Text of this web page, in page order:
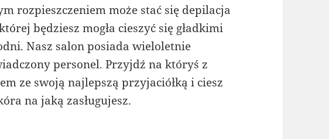
rozpieszczeniem może stać się depilacja
będziesz mogła cieszyć się gładkimi
Nasz salon posiada wieloletnie
personel. Przyjdź na któryś z
ze swoją najlepszą przyjaciółką i ciesz
na jaką zasługujesz.